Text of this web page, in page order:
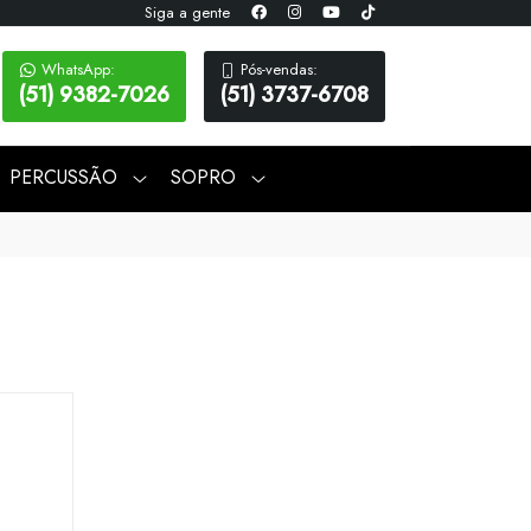
Siga a gente
WhatsApp:
(51) 9382-7026
Pós-vendas:
(51) 3737-6708
PERCUSSÃO SOPRO